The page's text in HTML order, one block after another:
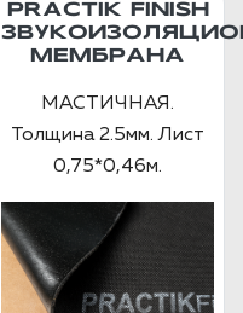
PRACTIK FINISH
МЕМБРАНА
МАСТИЧНАЯ.
Толщина 2.5мм. Лист
0,75*0,46м.